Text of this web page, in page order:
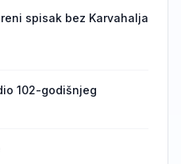
spisak bez Karvahalja
102-godišnjeg